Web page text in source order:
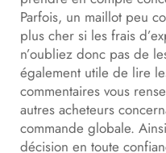
Parfois, un maillot peu
plus cher si les frais
n’oubliez donc pas de
également utile de lire
commentaires vous
autres acheteurs
commande globale.
décision en toute